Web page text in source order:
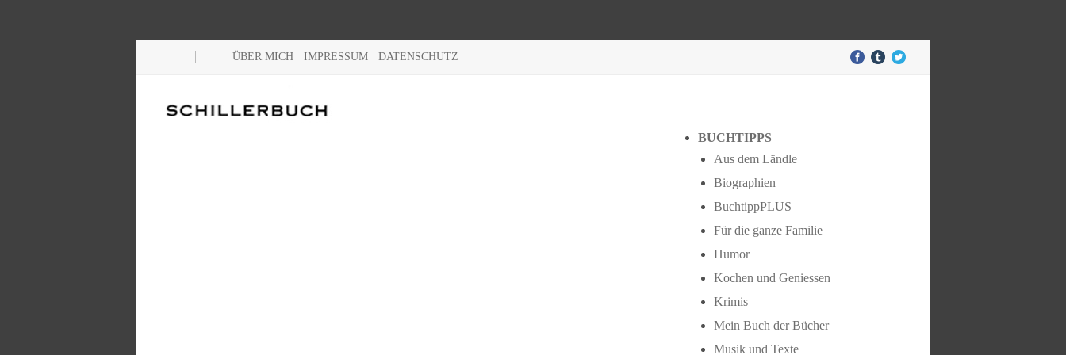
ÜBER MICH IMPRESSUM DATENSCHUTZ
BUCHTIPPS
Aus dem Ländle
Biographien
BuchtippPLUS
Für die ganze Familie
Humor
Kochen und Geniessen
Krimis
Mein Buch der Bücher
Musik und Texte